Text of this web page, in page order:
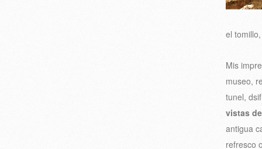
el
Mis
museo,
tunel,
vistas
antigua
refresco